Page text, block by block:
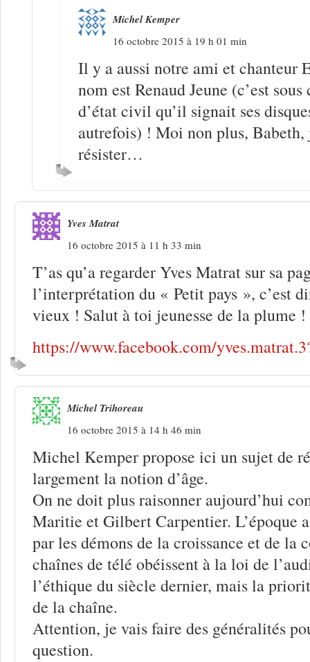
Michel Kemper
16 octobre 2015 à 19 h 01 min
Il y a aussi notre ami et chanteur
nom est Renaud Jeune (c’est
d’état civil qu’il signait ses
autrefois) ! Moi non plus, Babeth,
résister…
Yves Matrat
16 octobre 2015 à 11 h 33 min
T’as qu’a regarder Yves Matrat sur sa
l’interprétation du « Petit pays », c’est
vieux ! Salut à toi jeunesse de la plume !
https://www.facebook.com/
Michel Trihoreau
16 octobre 2015 à 14 h 46 min
Michel Kemper propose ici un sujet de
largement la notion d’âge.
On ne doit plus raisonner aujourd’hui
Maritie et Gilbert Carpentier. L’époque a
par les démons de la croissance et de la
chaînes de télé obéissent à la loi de
l’éthique du siècle dernier, mais la
de la chaîne.
Attention, je vais faire des généralités
question.